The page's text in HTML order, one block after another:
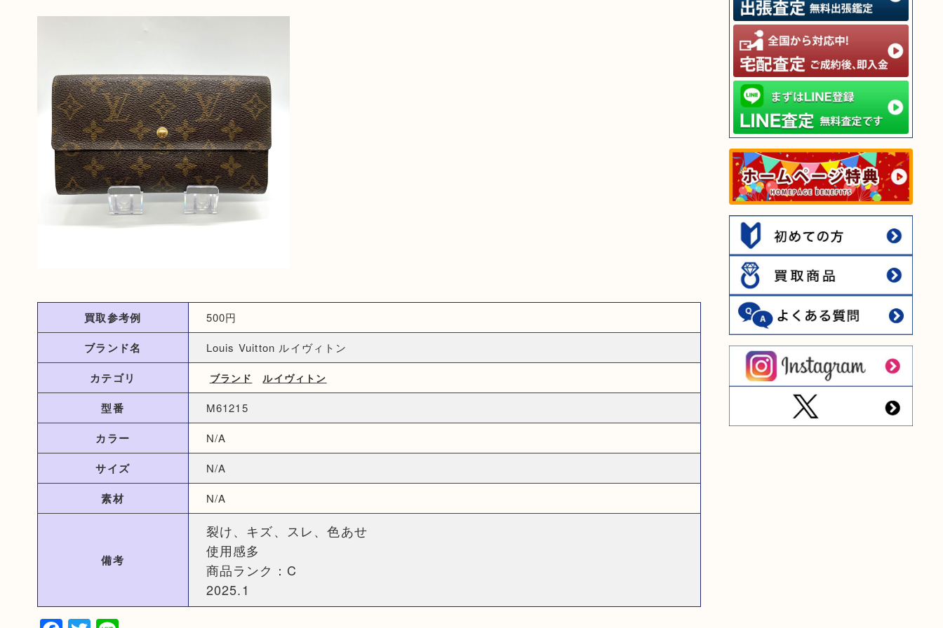
買取参考例 500円
ブランド名 Louis Vuitton ルイヴィトン
カテゴリ ブランド ルイヴィトン
型番 M61215
カラー N/A
サイズ N/A
素材 N/A
備考
裂け、キズ、スレ、色あせ
使用感多
商品ランク：C
2025.1